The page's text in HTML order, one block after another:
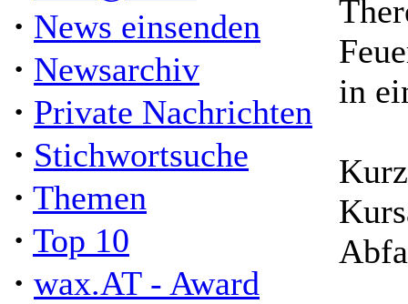
· News einsenden
· Newsarchiv
· Private Nachrichten
· Stichwortsuche
· Themen
· Top 10
· wax.AT - Award
in